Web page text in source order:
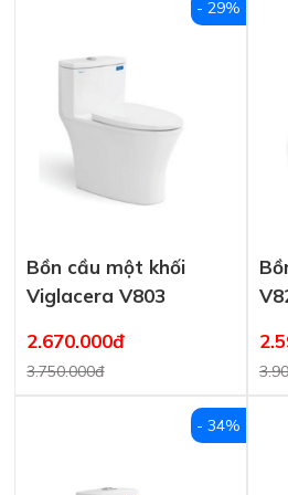
Bồn cầu một khối
Viglacera V803
2.670.000đ
3.750.000đ
- 29%
- 34%